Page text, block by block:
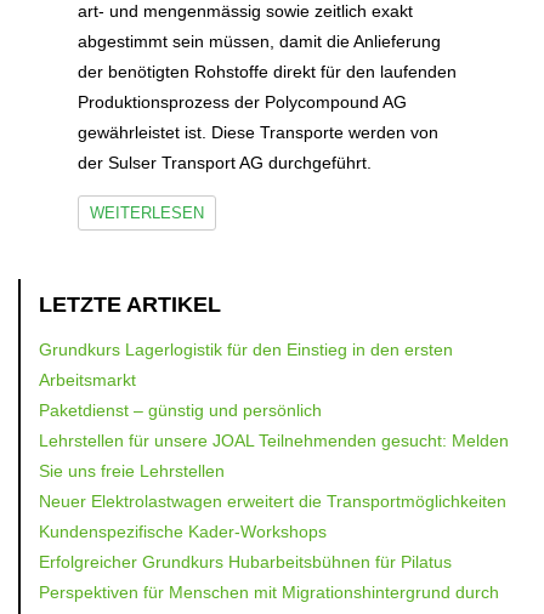
art- und mengenmässig sowie zeitlich exakt
abgestimmt sein müssen, damit die Anlieferung
der benötigten Rohstoffe direkt für den laufenden
Produktionsprozess der Polycompound AG
gewährleistet ist. Diese Transporte werden von
der Sulser Transport AG durchgeführt.
WEITERLESEN
LETZTE ARTIKEL
Grundkurs Lagerlogistik für den Einstieg in den ersten
Arbeitsmarkt
Paketdienst – günstig und persönlich
Lehrstellen für unsere JOAL Teilnehmenden gesucht: Melden
Sie uns freie Lehrstellen
Neuer Elektrolastwagen erweitert die Transportmöglichkeiten
Kundenspezifische Kader-Workshops
Erfolgreicher Grundkurs Hubarbeitsbühnen für Pilatus
Perspektiven für Menschen mit Migrationshintergrund durch